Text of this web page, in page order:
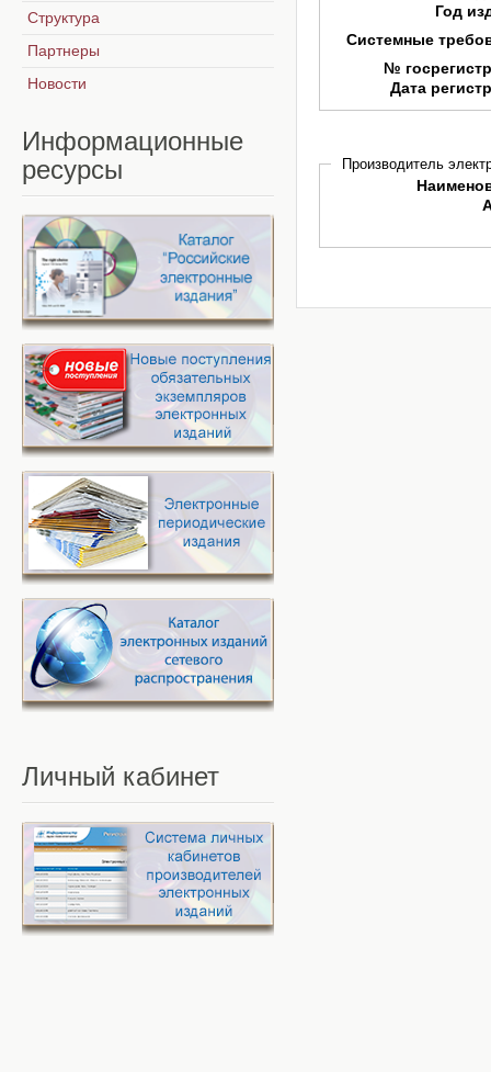
Год
Системные
№
Дата
Производитель
Структура
Партнеры
Новости
Информационные
ресурсы
Личный кабинет